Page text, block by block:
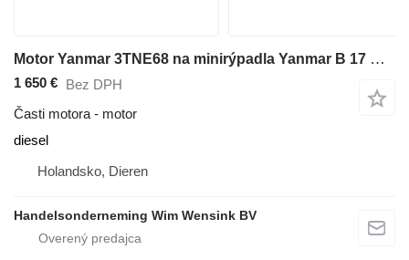
Motor Yanmar 3TNE68 na minirýpadla Yanmar B 17 CRE
1 650 € Bez DPH
Časti motora - motor
diesel
Holandsko, Dieren
Handelsonderneming Wim Wensink BV